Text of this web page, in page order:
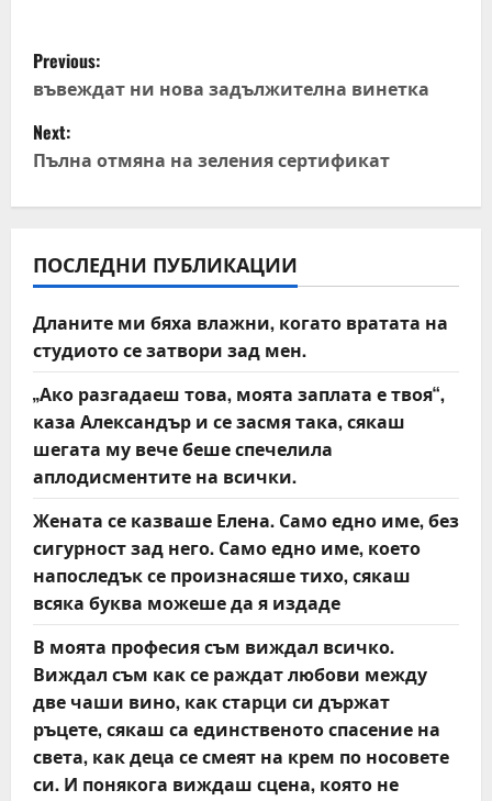
P
o
s
a
v
i
g
a
t
i
o
n
Previous:
въвеждат ни нова задължителна винетка
Next:
Пълна отмяна на зеления сертификат
ПОСЛЕДНИ ПУБЛИКАЦИИ
Дланите ми бяха влажни, когато вратата на
студиото се затвори зад мен.
„Ако разгадаеш това, моята заплата е твоя“,
каза Александър и се засмя така, сякаш
шегата му вече беше спечелила
аплодисментите на всички.
Жената се казваше Елена. Само едно име, без
сигурност зад него. Само едно име, което
напоследък се произнасяше тихо, сякаш
всяка буква можеше да я издаде
В моята професия съм виждал всичко.
Виждал съм как се раждат любови между
две чаши вино, как старци си държат
ръцете, сякаш са единственото спасение на
света, как деца се смеят на крем по носовете
си. И понякога виждаш сцена, която не